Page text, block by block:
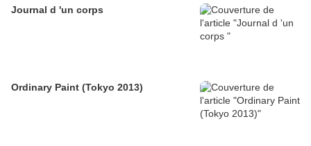
Journal d 'un corps
Ordinary Paint (Tokyo 2013)